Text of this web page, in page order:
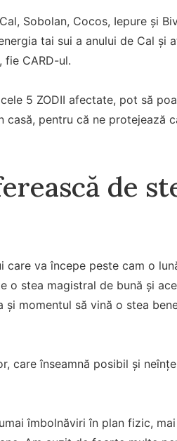
Sobolan, Cocos, Iepure și
tai sui a anului de Cal şi
fie CARD-ul.
5 ZODII afectate, pot să
casă, pentru că ne protejează
de
care va începe peste cam o
o stea magistral de bună și
momentul să vină o stea
care înseamnă posibil și
îmbolnăviri în plan fizic,